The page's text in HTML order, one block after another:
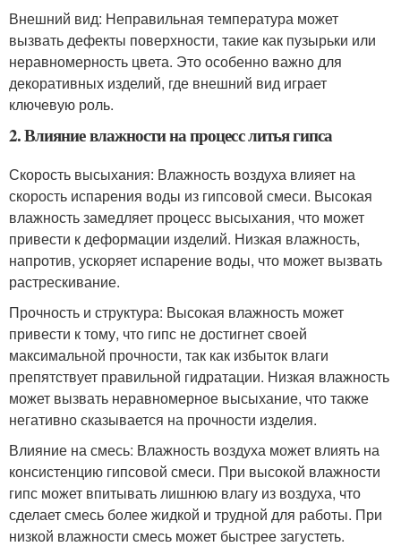
Внешний вид: Неправильная температура может
вызвать дефекты поверхности, такие как пузырьки или
неравномерность цвета. Это особенно важно для
декоративных изделий, где внешний вид играет
ключевую роль.
2. Влияние влажности на процесс литья гипса
Скорость высыхания: Влажность воздуха влияет на
скорость испарения воды из гипсовой смеси. Высокая
влажность замедляет процесс высыхания, что может
привести к деформации изделий. Низкая влажность,
напротив, ускоряет испарение воды, что может вызвать
растрескивание.
Прочность и структура: Высокая влажность может
привести к тому, что гипс не достигнет своей
максимальной прочности, так как избыток влаги
препятствует правильной гидратации. Низкая влажность
может вызвать неравномерное высыхание, что также
негативно сказывается на прочности изделия.
Влияние на смесь: Влажность воздуха может влиять на
консистенцию гипсовой смеси. При высокой влажности
гипс может впитывать лишнюю влагу из воздуха, что
сделает смесь более жидкой и трудной для работы. При
низкой влажности смесь может быстрее загустеть.